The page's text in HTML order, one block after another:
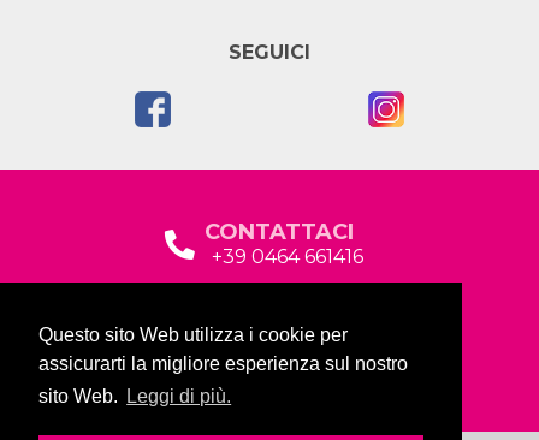
Questo sito Web utilizza i cookie per
assicurarti la migliore esperienza sul nostro
sito Web.
Leggi di più.
SEGUICI
CONTATTACI
+39 0464 661416
Via Baltera, 19
38066 Riva del Garda (TN)